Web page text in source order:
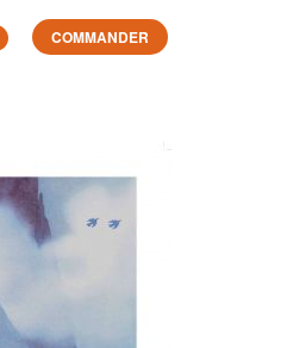
COMMANDER